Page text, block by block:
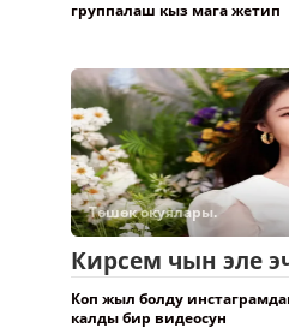
Студент кезде окуудан
Төшөк окуялары.
Кирсем чын эле
Коп жыл болду